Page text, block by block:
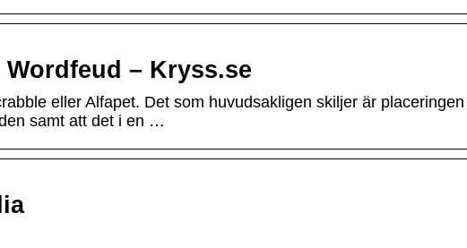
– Kryss.se
eller Alfapet. Det som huvudsakligen skiljer är
samt att det i en …